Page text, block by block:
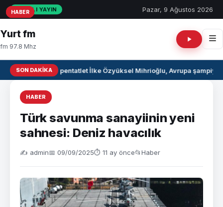
CANLI YAYIN Pazar, 9 Ağustos 2026
Yurt fm
fm 97.8 Mhz
SON DAKIKAMilli pentatlet İlke Özyüksel Mihrioğlu, Avrupa
HABER
Türk savunma sanayiinin yeni
sahnesi: Deniz havacılık
✍️ admin📅 09/09/2025⏱ 11 ay önce📂Haber
HABER
HABER
HABER